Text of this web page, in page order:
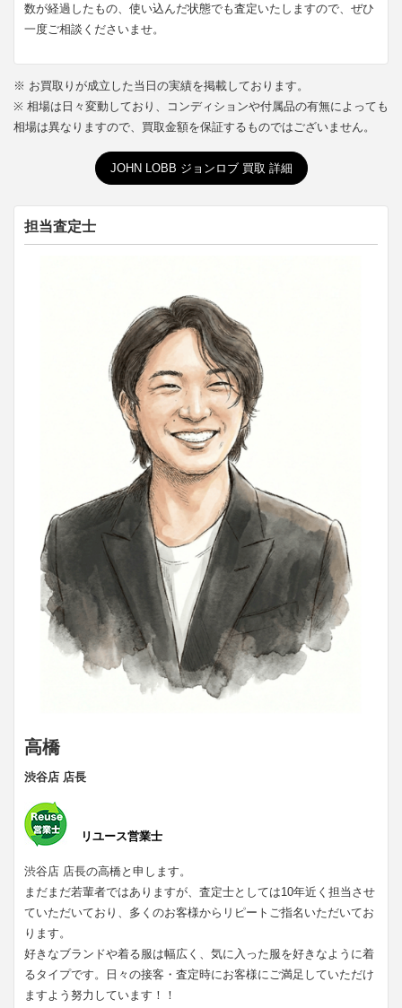
数が経過したもの、使い込んだ状態でも査定いたしますので、ぜひ
一度ご相談くださいませ。
※ お買取りが成立した当日の実績を掲載しております。
※ 相場は日々変動しており、コンディションや付属品の有無によっても
相場は異なりますので、買取金額を保証するものではございません。
JOHN LOBB ジョンロブ 買取 詳細
担当査定士
高橋
渋谷店 店長
リユース営業士
渋谷店 店長の高橋と申します。
まだまだ若輩者ではありますが、査定士としては10年近く担当させ
ていただいており、多くのお客様からリピートご指名いただいてお
ります。
好きなブランドや着る服は幅広く、気に入った服を好きなように着
るタイプです。日々の接客・査定時にお客様にご満足していただけ
ますよう努力しています！！